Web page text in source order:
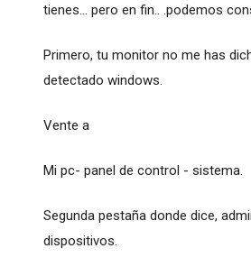
tienes... pero en fin.. .podemos
Primero, tu monitor no me has
detectado windows.
Vente a
Mi pc- panel de control - sistema.
Segunda pestaña donde dice,
dispositivos.